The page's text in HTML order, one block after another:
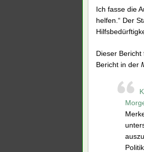
Ich fasse die
helfen.“ Der
Dieser
Bericht in der